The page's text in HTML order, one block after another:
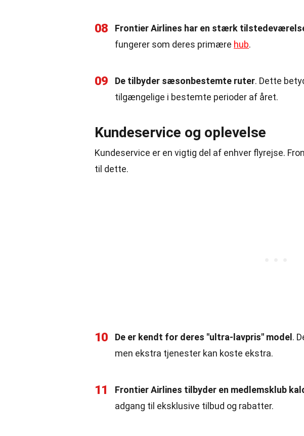
08 Frontier Airlines har en stærk
fungerer som deres primære hub.
09 De tilbyder sæsonbestemte ruter. Dette
tilgængelige i bestemte perioder af året.
Kundeservice og oplevelse
Kundeservice er en vigtig del af enhver flyrejse.
til dette.
10 De er kendt for deres "ultra-lavpris" model .
men ekstra tjenester kan koste ekstra.
11 Frontier Airlines tilbyder en medlemsklub
adgang til eksklusive tilbud og rabatter.